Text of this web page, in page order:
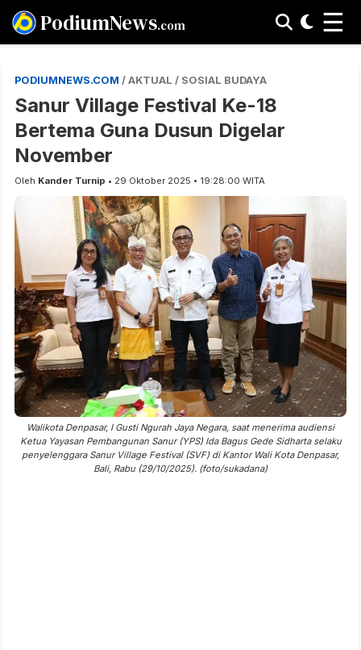
PodiumNews.com ☰
PODIUMNEWS.COM / AKTUAL / SOSIAL BUDAYA
Sanur Village Festival Ke-18
Bertema Guna Dusun Digelar
November
Oleh Kander Turnip • 29 Oktober 2025 • 19:28:00 WITA
Walikota Denpasar, I Gusti Ngurah Jaya Negara, saat menerima audiensi
Ketua Yayasan Pembangunan Sanur (YPS) Ida Bagus Gede Sidharta selaku
penyelenggara Sanur Village Festival (SVF) di Kantor Wali Kota Denpasar,
Bali, Rabu (29/10/2025). (foto/sukadana)